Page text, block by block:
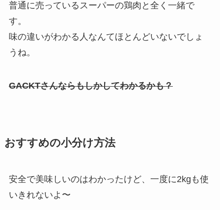
普通に売っているスーパーの鶏肉と全く一緒で
す。
味の違いがわかる人なんてほとんどいないでしょ
うね。
GACKTさんならもしかしてわかるかも？
おすすめの小分け方法
安全で美味しいのはわかったけど、一度に2kgも使
いきれないよ〜